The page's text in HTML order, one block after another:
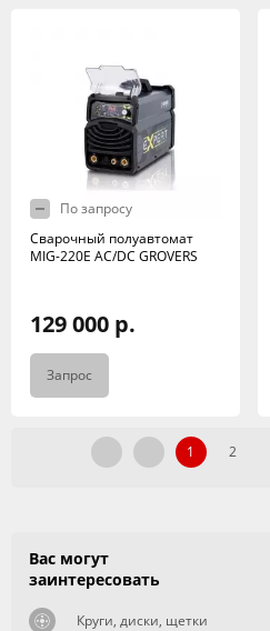
По запросу
Сварочный полуавтомат
MIG-220E AC/DC GROVERS
129 000 р.
Запрос
1 2
Вас могут
заинтересовать
Круги, диски, щетки